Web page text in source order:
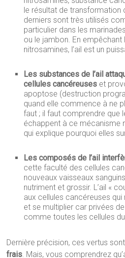
le résultat de transformation
derniers sont très utilisés
particulier dans les
ou le jambon. En
nitrosamines, l’ail est un
Les substances de l’ail
cellules cancéreuses et
apoptose (destruction
quand elle commence à ne
faut ; il faut comprendre que
échappent à ce mécanisme
qui explique pourquoi elles
Les composés de l’ail
cette faculté des cellules
nouveaux vaisseaux
nutriment et grossir. L’ail «
aux cellules cancéreuses
et se multiplier car privées
comme toutes les cellules
Dernière précision, ces vertus
frais. Mais, vous comprendrez